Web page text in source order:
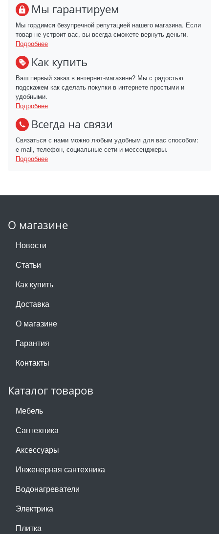
Мы гарантируем
Мы гордимся безупречной репутацией нашего магазина. Если
товар не устроит вас, вы всегда сможете вернуть деньги.
Подробнее
Как купить
Ваш первый заказ в интернет-магазине? Мы с радостью
подскажем как сделать покупки в интернете простыми и
удобными.
Подробнее
Всегда на связи
Связаться с нами можно любым удобным для вас способом:
e-mail, телефон, социальные сети и мессенджеры.
Подробнее
О магазине
Новости
Статьи
Как купить
Доставка
О магазине
Гарантия
Контакты
Каталог товаров
Мебель
Сантехника
Аксессуары
Инженерная сантехника
Водонагреватели
Электрика
Плитка